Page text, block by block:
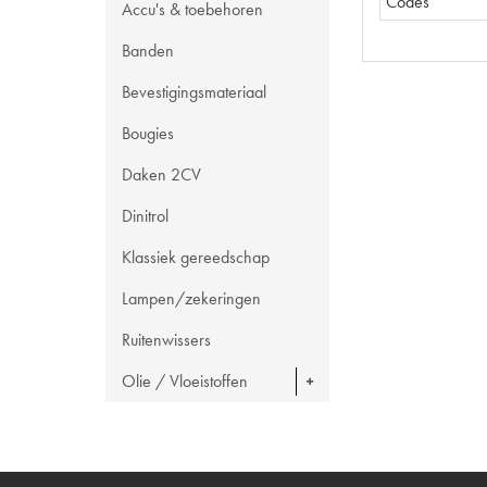
Accu's & toebehoren
Banden
Bevestigingsmateriaal
Bougies
Daken 2CV
Dinitrol
Klassiek gereedschap
Lampen/zekeringen
Ruitenwissers
Olie / Vloeistoffen